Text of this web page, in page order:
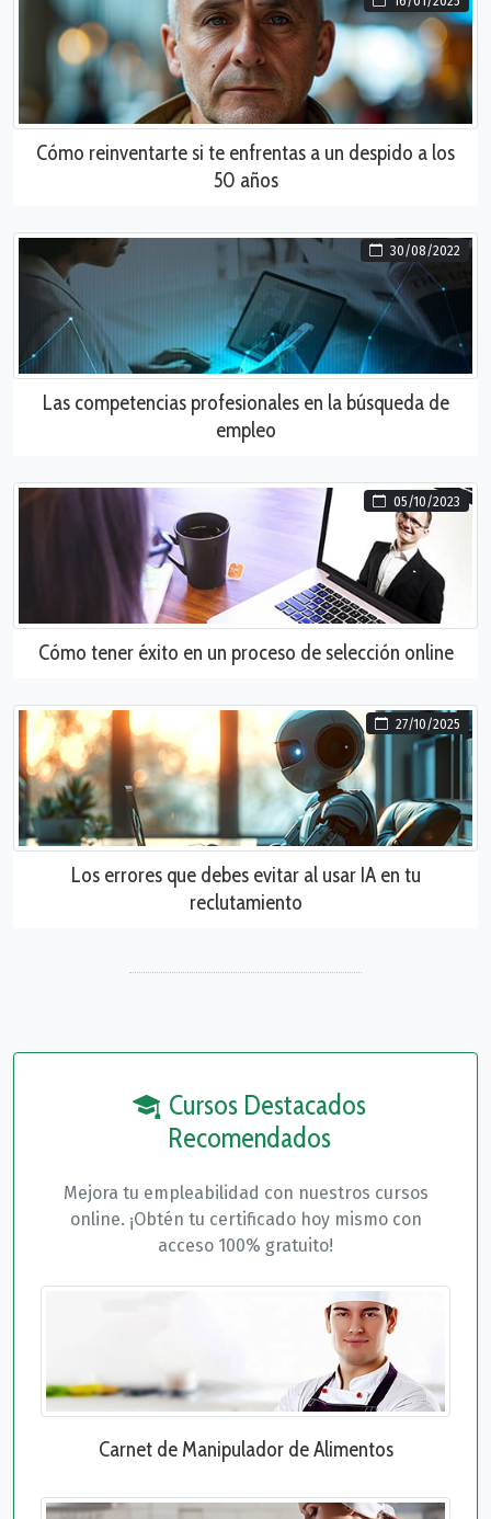
Cómo reinventarte si te enfrentas a un despido a los
50 años
30/08/2022
Las competencias profesionales en la búsqueda de
empleo
05/10/2023
Cómo tener éxito en un proceso de selección online
27/10/2025
Los errores que debes evitar al usar IA en tu
reclutamiento
Cursos Destacados
Recomendados
Mejora tu empleabilidad con nuestros cursos
online. ¡Obtén tu certificado hoy mismo con
acceso 100% gratuito!
Carnet de Manipulador de Alimentos